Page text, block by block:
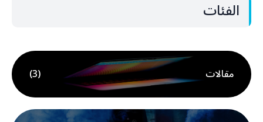
الفئات
مقالات (3)